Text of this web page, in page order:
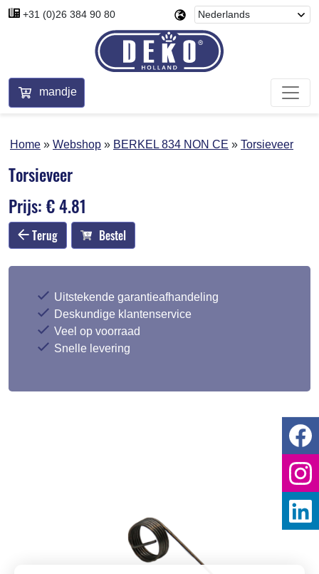
+31 (0)26 384 90 80
mandje
Home Webshop BERKEL 834 NON CE Torsieveer
Torsieveer
Prijs: € 4.81
Terug Bestel
Uitstekende garantieafhandeling
Deskundige klantenservice
Veel op voorraad
Snelle levering